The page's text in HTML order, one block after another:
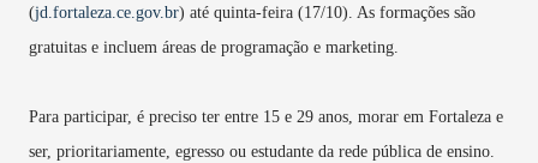
(jd.fortaleza.ce.gov.br) até quinta-feira (17/10). As formações são
gratuitas e incluem áreas de programação e marketing.
Para participar, é preciso ter entre 15 e 29 anos, morar em Fortaleza e
ser, prioritariamente, egresso ou estudante da rede pública de ensino.